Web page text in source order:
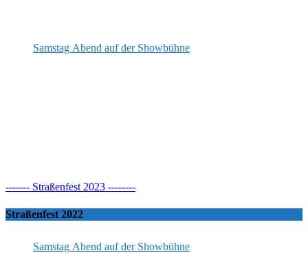
Samstag Abend auf der Showbühne
------- Straßenfest 2023 --------
Straßenfest 2022
Samstag Abend auf der Showbühne